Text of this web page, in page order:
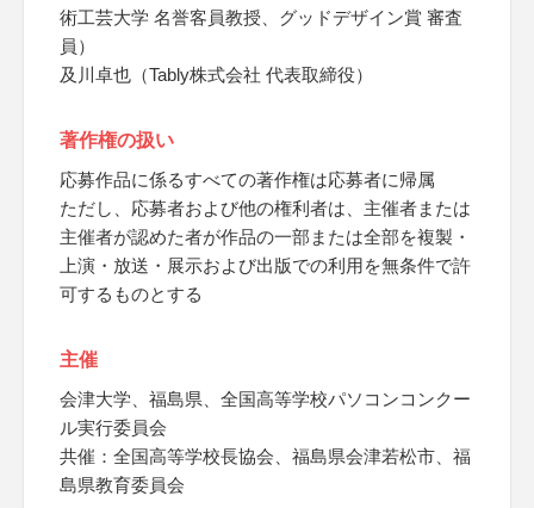
術工芸大学 名誉客員教授、グッドデザイン賞 審査
員）
及川卓也（Tably株式会社 代表取締役）
著作権の扱い
応募作品に係るすべての著作権は応募者に帰属
ただし、応募者および他の権利者は、主催者または
主催者が認めた者が作品の一部または全部を複製・
上演・放送・展示および出版での利用を無条件で許
可するものとする
主催
会津大学、福島県、全国高等学校パソコンコンクー
ル実行委員会
共催：全国高等学校長協会、福島県会津若松市、福
島県教育委員会